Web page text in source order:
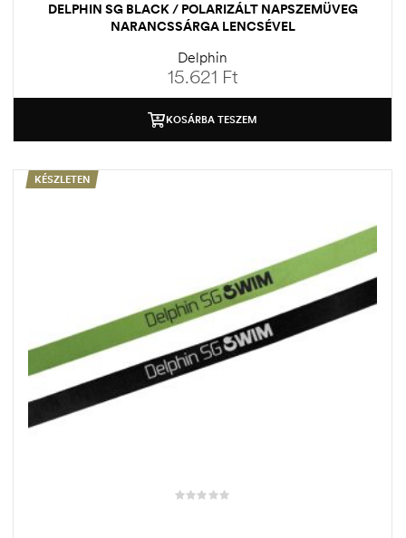
DELPHIN SG BLACK / POLARIZÁLT NAPSZEMÜVEG
NARANCSSÁRGA LENCSÉVEL
Delphin
15.621 Ft
KOSÁRBA TESZEM
KÉSZLETEN